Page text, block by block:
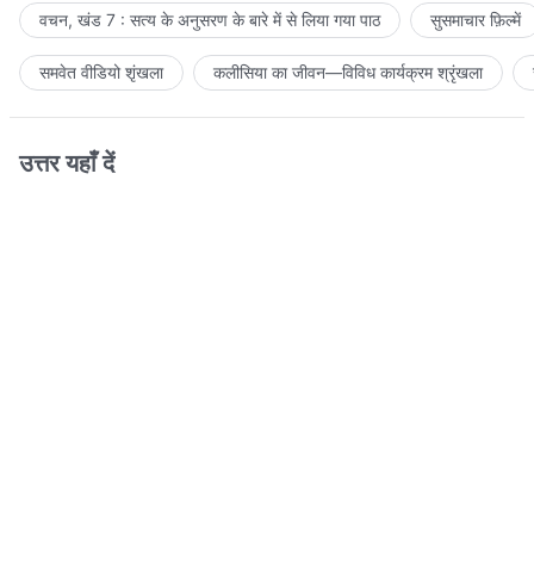
वचन, खंड 7 : सत्य के अनुसरण के बारे में से लिया गया पाठ सुसमाचार फ़िल्में
समवेत वीडियो शृंखला कलीसिया का जीवन—विविध कार्यक्रम श्रृंखला
उत्तर यहाँ दें